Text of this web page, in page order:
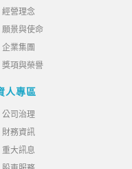
經營理念
願景與使命
企業集團
獎項與榮譽
人專區
公司治理
財務資訊
重大訊息